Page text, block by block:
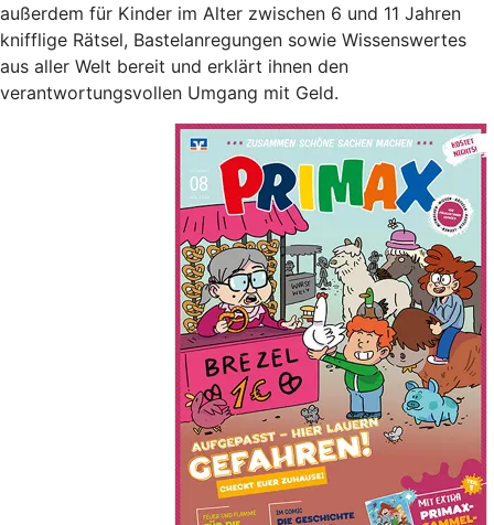
außerdem für Kinder im Alter zwischen 6 und 11 Jahren
knifflige Rätsel, Bastelanregungen sowie Wissenswertes
aus aller Welt bereit und erklärt ihnen den
verantwortungsvollen Umgang mit Geld.